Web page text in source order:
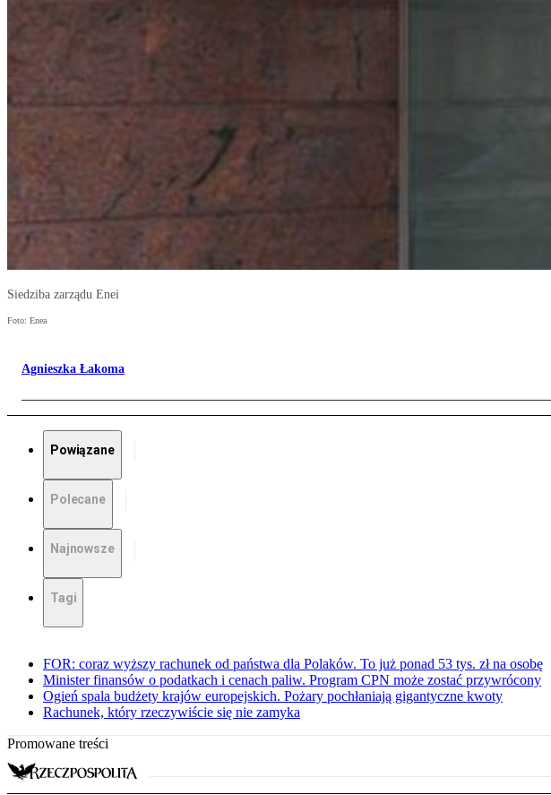
Siedziba zarządu Enei
Foto: Enea
Agnieszka Łakoma
Powiązane
Polecane
Najnowsze
Tagi
FOR: coraz wyższy rachunek od państwa dla Polaków. To już ponad 53 tys. zł na osobę
Minister finansów o podatkach i cenach paliw. Program CPN może zostać przywrócony
Ogień spala budżety krajów europejskich. Pożary pochłaniają gigantyczne kwoty
Rachunek, który rzeczywiście się nie zamyka
Promowane treści